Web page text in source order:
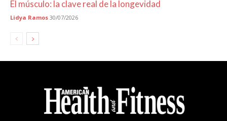
El músculo: la clave real de la longevidad
Lidya Ramos 30/07/2026